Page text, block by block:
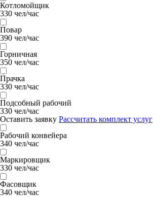
Котломойщик
330 чел/час
Повар
390 чел/час
Горничная
350 чел/час
Прачка
330 чел/час
Подсобный рабочий
330 чел/час
Оставить заявку Рассчитать комплект услуг
Рабочий конвейера
340 чел/час
Маркировщик
330 чел/час
Фасовщик
340 чел/час